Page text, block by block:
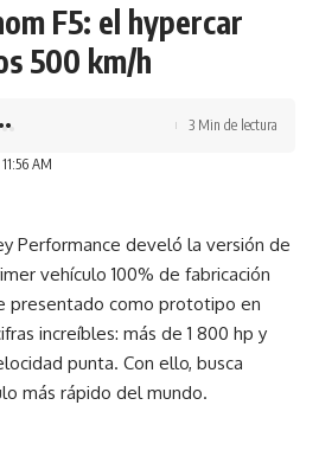
F5: el hypercar
500 km/h
AM
3 Min de lectura
Performance develó la versión de
vehículo 100% de fabricación
presentado como prototipo en
increíbles: más de 1 800 hp y
punta. Con ello, busca
más rápido del mundo.